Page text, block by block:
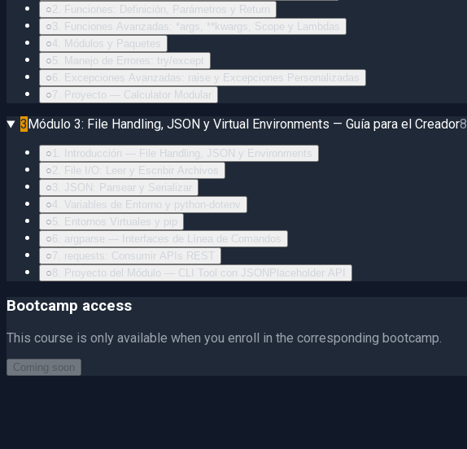
○2. Funciones: Definición, Parámetros y Return
○3. Funciones Avanzadas: *args, **kwargs, Scope y Lambdas
○4. Módulos y Paquetes
○5. Manejo de Errores: try/except
○6. Excepciones Avanzadas: raise y Excepciones Personalizadas
○7. Proyecto — Calculator Modular
3 Módulo 3: File Handling, JSON y Virtual Environments — Guía para el Creador8
○1. Introducción — File Handling, JSON y Environments
○2. File I/O: Leer y Escribir Archivos
○3. JSON: Parsear y Serializar
○4. Variables de Entorno y python-dotenv
○5. Entornos Virtuales y pip
○6. argparse — Interfaces de Línea de Comandos
○7. requests: Consumir APIs REST
○ 8. Proyecto del Módulo — CLI Tool con JSONPlaceholder API
Bootcamp access
This course is only available when you enroll in the corresponding bootcamp.
Coming soon